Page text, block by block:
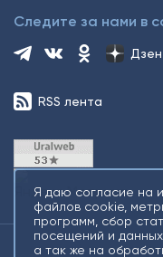
Следите за нами в
Дзен
RSS лента
Я даю согласие на
файлов cookie,
программ, сбор
посещений и
а так же на